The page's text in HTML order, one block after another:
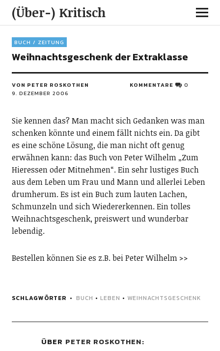
(Über-) Kritisch
BUCH / ZEITUNG
Weihnachtsgeschenk der Extraklasse
VON PETER ROSKOTHEN
9. DEZEMBER 2006
KOMMENTARE 0
Sie kennen das? Man macht sich Gedanken was man
schenken könnte und einem fällt nichts ein. Da gibt
es eine schöne Lösung, die man nicht oft genug
erwähnen kann: das Buch von Peter Wilhelm „Zum
Hieressen oder Mitnehmen“. Ein sehr lustiges Buch
aus dem Leben um Frau und Mann und allerlei Leben
drumherum. Es ist ein Buch zum lauten Lachen,
Schmunzeln und sich Wiedererkennen. Ein tolles
Weihnachtsgeschenk, preiswert und wunderbar
lebendig.
Bestellen können Sie es z.B. bei Peter Wilhelm >>
SCHLAGWÖRTER BUCH • LEBEN • WEIHNACHTSGESCHENK
ÜBER PETER ROSKOTHEN